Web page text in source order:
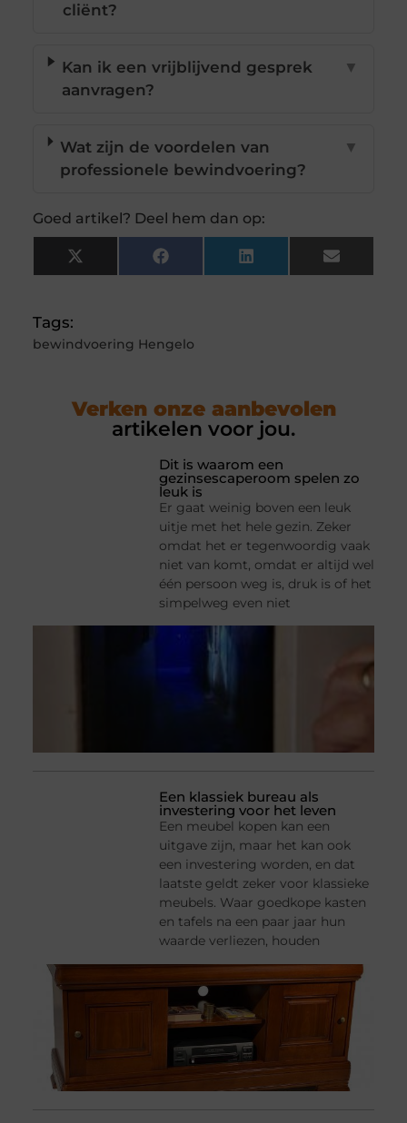
cliënt?
Kan ik een vrijblijvend gesprek
aanvragen?
▼
Wat zijn de voordelen van
professionele bewindvoering?
▼
Goed artikel? Deel hem dan op:
X
(Twitter)
Facebook LinkedIn Email
Tags:
bewindvoering Hengelo
Verken onze aanbevolen
artikelen voor jou.
Dit is waarom een
gezinsescaperoom spelen zo
leuk is
Er gaat weinig boven een leuk
uitje met het hele gezin. Zeker
omdat het er tegenwoordig vaak
niet van komt, omdat er altijd wel
één persoon weg is, druk is of het
simpelweg even niet
Een klassiek bureau als
investering voor het leven
Een meubel kopen kan een
uitgave zijn, maar het kan ook
een investering worden, en dat
laatste geldt zeker voor klassieke
meubels. Waar goedkope kasten
en tafels na een paar jaar hun
waarde verliezen, houden